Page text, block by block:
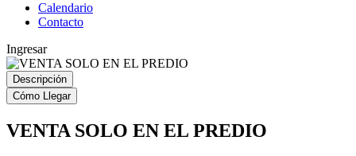
Calendario
Contacto
Ingresar
Descripción
Cómo Llegar
VENTA SOLO EN EL PREDIO